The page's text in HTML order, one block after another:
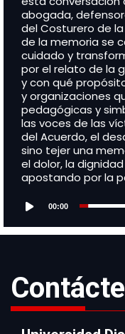
abogada,
del Costurero de
de la memoria se
cuidado y
por el relato de la
y con qué
y organizaciones
pedagógicas y
las voces de las
del Acuerdo, el
sino tejer una
el dolor, la
apostando por la
Audio
Player00:00